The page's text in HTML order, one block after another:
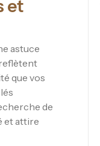
et
astuce
que vos
de
et attire